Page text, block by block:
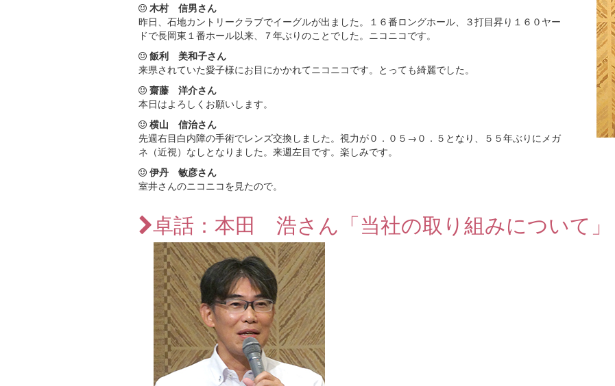
木村 信男さん
昨日、石地カントリークラブでイーグルが出ました。１６番ロングホール、３打目昇り１６０ヤー
ドで長岡東１番ホール以来、７年ぶりのことでした。ニコニコです。
飯利 美和子さん
来県されていた愛子様にお目にかかれてニコニコです。とっても綺麗でした。
齋藤 洋介さん
本日はよろしくお願いします。
横山 信治さん
先週右目白内障の手術でレンズ交換しました。視力が０．０５→０．５となり、５５年ぶりにメガ
ネ（近視）なしとなりました。来週左目です。楽しみです。
伊丹 敏彦さん
室井さんのニコニコを見たので。
卓話：本田 浩さん「当社の取り組みについて」